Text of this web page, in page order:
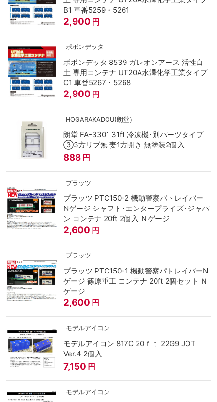
B1 車番5259・5261
2,900 円
ポポンデッタ
ポポンデッタ 8539 ガレオンアース 活性白
土 専用コンテナ UT20A水澤化学工業タイプ
C1 車番5267・5268
2,900 円
HOGARAKADOU(朗堂）
朗堂 FA-3301 31ft 冷凍機･別パーツタイプ
③3方リブ無 妻1方開き 無塗装2個入
888 円
プラッツ
プラッツ PTC150-2 機動警察パトレイバー
Nゲージ シャフト･エンタープライズ･ジャパ
ン コンテナ 20ft 2個入 Ｎゲージ
2,600 円
プラッツ
プラッツ PTC150-1 機動警察パトレイバーN
ゲージ 篠原重工 コンテナ 20ft 2個セット Ｎ
ゲージ
2,600 円
モデルアイコン
モデルアイコン 817C 20ｆｔ 22G9 JOT
Ver.4 2個入
7,150 円
モデルアイコン